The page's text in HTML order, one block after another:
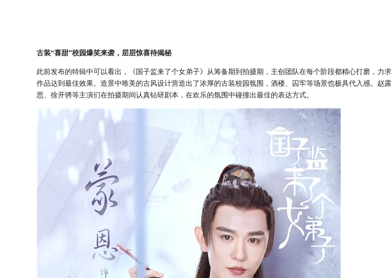
古装“喜甜”校园爆笑来袭，层层惊喜待揭秘
此前发布的特辑中可以看出，《国子监来了个女弟子》从筹备期到拍摄期，主创团队在每个阶段都精心打磨，力求
作品达到最佳效果。造景中唯美的古风设计营造出了浓厚的古装校园氛围，酒楼、囚牢等场景也极具代入感。赵露
思、徐开骋等主演们在拍摄期间认真钻研剧本，在欢乐的氛围中碰撞出最佳的表达方式。